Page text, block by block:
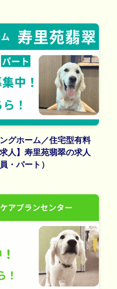
グホーム／住宅型有料
人】寿里苑翡翠の求人
・パート）